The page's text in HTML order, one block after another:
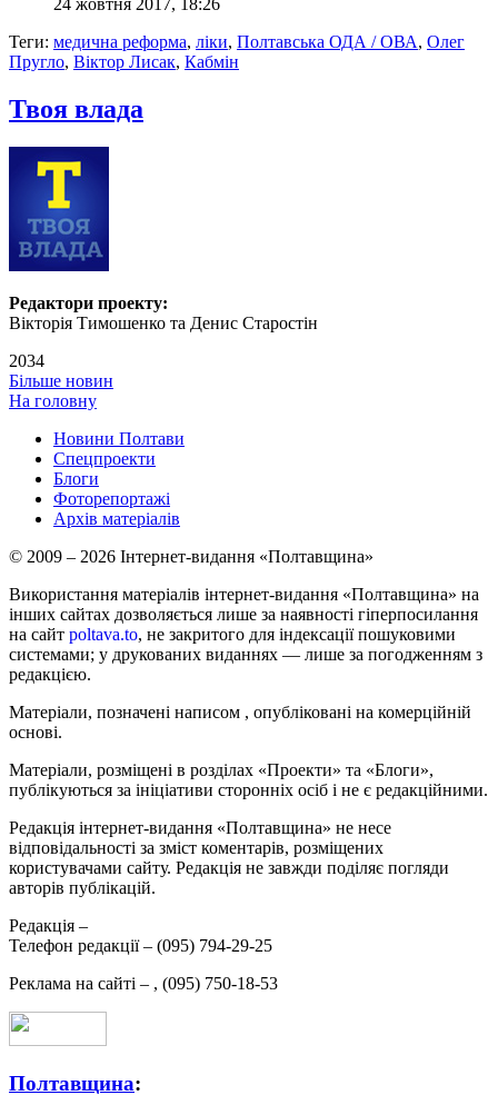
24 жовтня 2017, 18:26
Теги: медична реформа, ліки, Полтавська ОДА / ОВА, Олег
Пругло, Віктор Лисак, Кабмін
Твоя влада
Редактори проекту:
Вікторія Тимошенко та Денис Старостін
2034
Більше новин
На головну
Новини Полтави
Спецпроекти
Блоги
Фоторепортажі
Архів матеріалів
© 2009 – 2026 Інтернет-видання «Полтавщина»
Використання матеріалів інтернет-видання «Полтавщина» на
інших сайтах дозволяється лише за наявності гіперпосилання
на сайт poltava.to, не закритого для індексації пошуковими
системами; у друкованих виданнях — лише за погодженням з
редакцією.
Матеріали, позначені написом , опубліковані на комерційній
основі.
Матеріали, розміщені в розділах «Проекти» та «Блоги»,
публікуються за ініціативи сторонніх осіб і не є редакційними.
Редакція інтернет-видання «Полтавщина» не несе
відповідальності за зміст коментарів, розміщених
користувачами сайту. Редакція не завжди поділяє погляди
авторів публікацій.
Редакція –
Телефон редакції – (095) 794-29-25
Реклама на сайті – , (095) 750-18-53
Полтавщина: